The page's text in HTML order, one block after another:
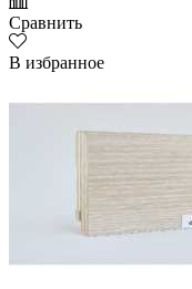
Сравнить
В избранное